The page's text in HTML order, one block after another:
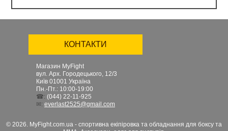
КОНТАКТИ
Магазин MyFight
вул. Арх. Городецького, 12/3
Київ 01001 Україна
Пн.-Пт.: 10:00-19:00
☎: (044) 22-11-925
✉: everlast2525@gmail.com
© 2026. MyFight.com.ua - спортивна екіпіровка та обладнання для боксу та